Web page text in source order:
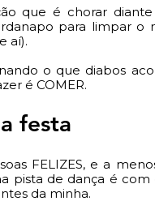
que é chorar
para limpar o
aí).
o que diabos
é COMER.
festa
FELIZES, e a
pista de dança é
da minha.